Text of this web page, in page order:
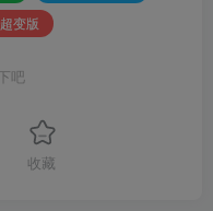
变版
吧
收藏